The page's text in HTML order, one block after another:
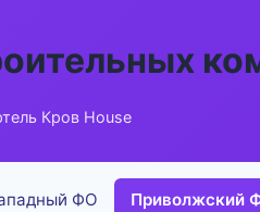
Кров House
ФО Приволжский